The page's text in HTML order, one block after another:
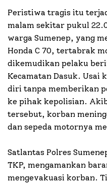
Peristiwa tragis itu
malam sekitar pukul
warga Sumenep, yang
Honda C 70, tertabrak
dikemudikan pelaku
Kecamatan Dasuk. Usai
diri tanpa memberikan
ke pihak kepolisian.
tersebut, korban
dan sepeda motornya
Satlantas Polres
TKP, mengamankan
mengevakuasi korban.